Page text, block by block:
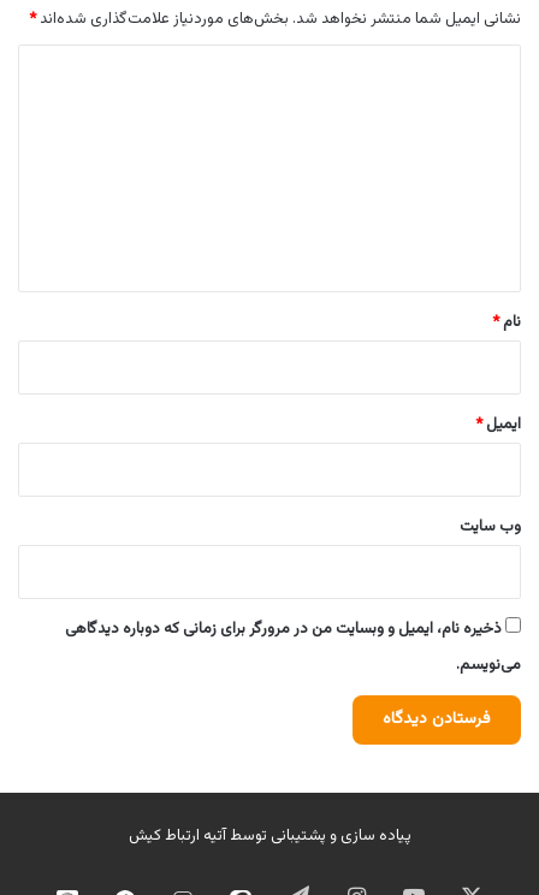
نشانی ایمیل شما منتشر نخواهد شد. بخش‌های موردنیاز علامت‌گذاری شده‌اند*
نام*
ایمیل*
وب‌ سایت
ذخیره نام، ایمیل و وبسایت من در مرورگر برای زمانی که دوباره دیدگاهی
می‌نویسم.
پیاده سازی و پشتیبانی توسطآتیه ارتباط کیش